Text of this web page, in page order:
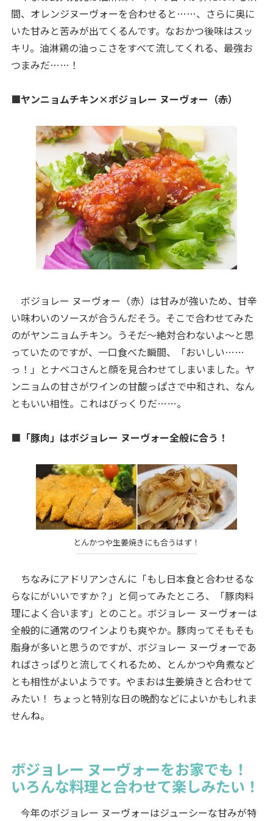
間、オレンジヌーヴォーを合わせると……、さらに奥に
いた甘みと苦みが出てくるんです。なおかつ後味はスッ
キリ。油淋鶏の油っこさをすべて流してくれる、最強お
つまみだ……！
■ヤンニョムチキン×ボジョレー ヌーヴォー（赤）
ボジョレー ヌーヴォー（赤）は甘みが強いため、甘辛
い味わいのソースが合うんだそう。そこで合わせてみた
のがヤンニョムチキン。うそだ～絶対合わないよ～と思
っていたのですが、一口食べた瞬間、「おいしい……
っ！」とナベコさんと顔を見合わせてしまいました。ヤ
ンニョムの甘さがワインの甘酸っぱさで中和され、なん
ともいい相性。これはびっくりだ……。
■「豚肉」はボジョレー ヌーヴォー全般に合う！
とんかつや生姜焼きにも合うはず！
ちなみにアドリアンさんに「もし日本食と合わせるな
らなにがいいですか？」と伺ってみたところ、「豚肉料
理によく合います」とのこと。ボジョレー ヌーヴォーは
全般的に通常のワインよりも爽やか。豚肉ってそもそも
脂身が多いと思うのですが、ボジョレー ヌーヴォーであ
ればさっぱりと流してくれるため、とんかつや角煮など
とも相性がよいようです。やまおは生姜焼きと合わせて
みたい！ ちょっと特別な日の晩酌などによいかもしれま
せんね。
ボジョレー ヌーヴォーをお家でも！
いろんな料理と合わせて楽しみたい！
今年のボジョレー ヌーヴォーはジューシーな甘みが特